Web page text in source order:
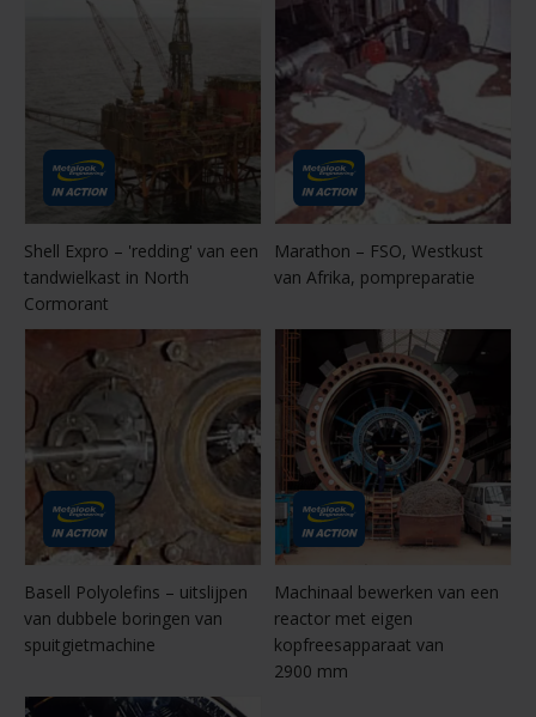
Shell Expro – 'redding' van een
tandwielkast in North
Cormorant
Marathon – FSO, Westkust
van Afrika, pompreparatie
Basell Polyolefins – uitslijpen
van dubbele boringen van
spuitgietmachine
Machinaal bewerken van een
reactor met eigen
kopfreesapparaat van
2900 mm